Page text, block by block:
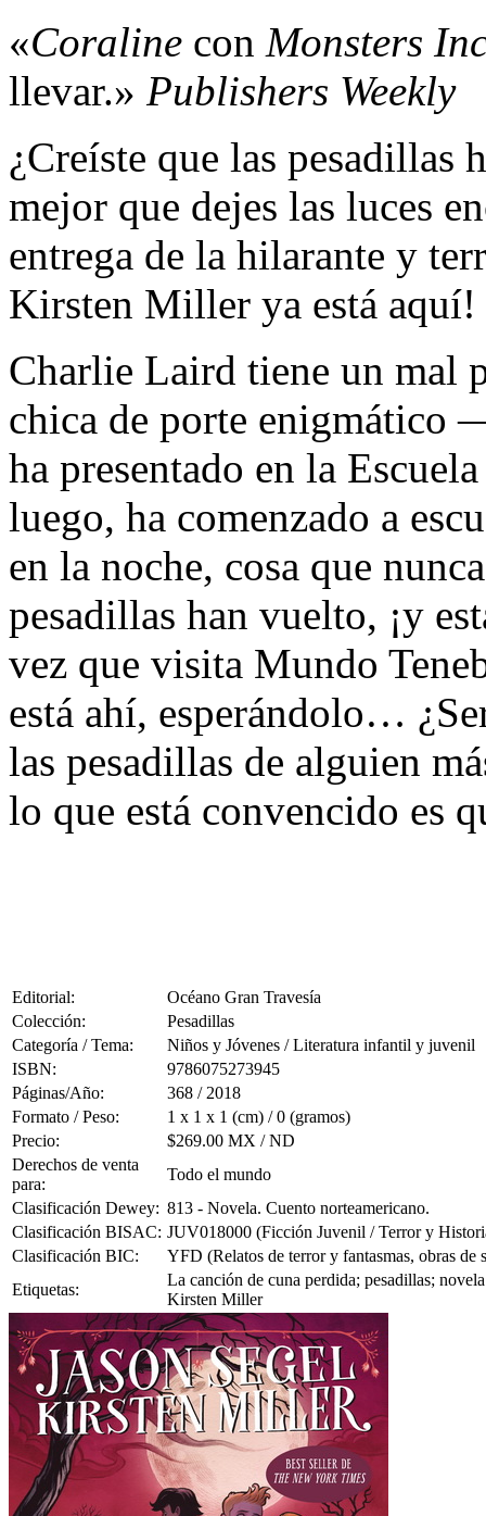
«Coraline con Monsters
llevar.» Publishers Weekly
¿Creíste que las pesadillas
mejor que dejes las luces
entrega de la hilarante y
Kirsten Miller ya está aquí!
Charlie Laird tiene un mal
chica de porte
ha presentado en la
luego, ha comenzado a
en la noche, cosa que
pesadillas han vuelto, ¡y
vez que visita Mundo
está ahí, esperándolo…
las pesadillas de alguien
lo que está convencido es
Editorial:
Océano Gran Travesía
Colección:
Pesadillas
Categoría / Tema:
Niños y Jóvenes / Literatura infantil y juvenil
ISBN:
9786075273945
Páginas/Año:
368 / 2018
Formato / Peso:
1 x 1 x 1 (cm) / 0 (gramos)
Precio:
$269.00 MX / ND
Derechos de venta
para:
Todo el mundo
Clasificación Dewey: 813 - Novela. Cuento norteamericano.
Clasificación BISAC: JUV018000 (Ficción Juvenil / Terror y
Clasificación BIC:
YFD (Relatos de terror y fantasmas, obras de
Etiquetas:
La canción de cuna perdida; pesadillas;
Kirsten Miller